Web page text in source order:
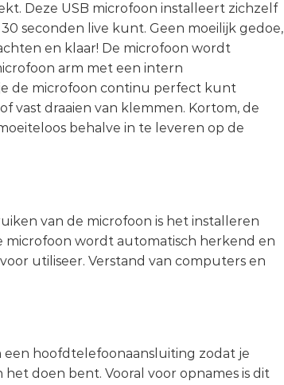
Deze USB microfoon installeert zichzelf
seconden live kunt. Geen moeilijk gedoe,
en klaar! De microfoon wordt
arm met een intern
de microfoon continu perfect kunt
vast draaien van klemmen. Kortom, de
behalve in te leveren op de
van de microfoon is het installeren
microfoon wordt automatisch herkend en
utiliseer. Verstand van computers en
een hoofdtelefoonaansluiting zodat je
doen bent. Vooral voor opnames is dit